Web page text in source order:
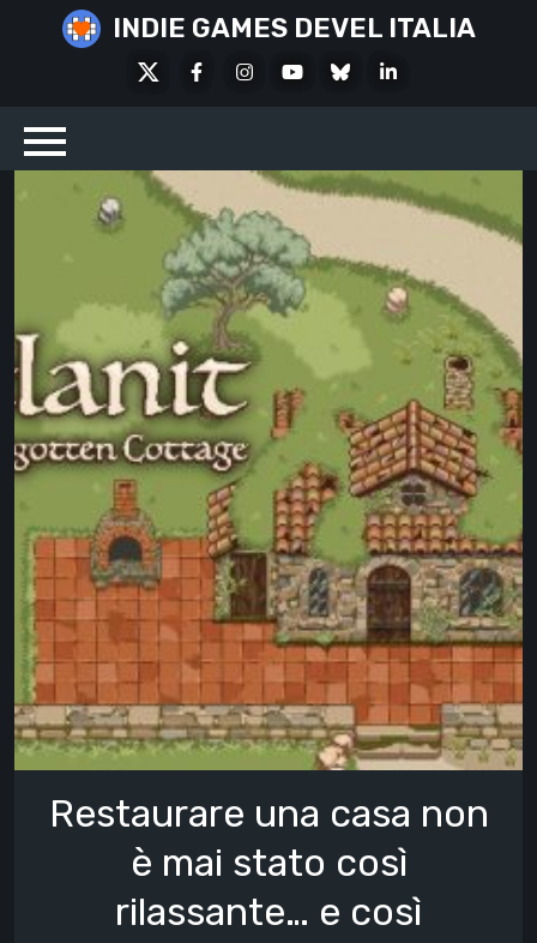
INDIE GAMES DEVEL ITALIA
FacebookInstagramYoutubeBlueskyLinkedIn
Restaurare una casa non
è mai stato così
rilassante… e così